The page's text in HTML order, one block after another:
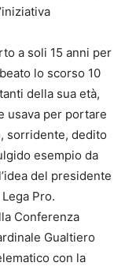
a soli 15 anni per
lo scorso 10
della sua età,
usava per portare
sorridente, dedito
esempio da
del presidente
Pro.
Conferenza
Gualtiero
con la